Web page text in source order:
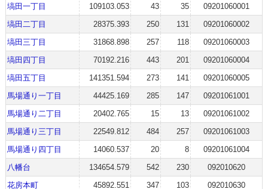
塙田一丁目
109103.053 43 35
09201060001
塙田二丁目
28375.393 250 131
09201060002
塙田三丁目
31868.898 257 118
09201060003
塙田四丁目
70192.216 443 201
09201060004
塙田五丁目
141351.594 273 141
09201060005
馬場通り一丁目
44425.169 285 147
09201061001
馬場通り二丁目
20402.765 15 13
09201061002
馬場通り三丁目
22549.812 484 257
09201061003
馬場通り四丁目
14060.537 20 8
09201061004
八幡台
134654.579 542 230
092010620
花房本町
45892.551 347 103
092010630